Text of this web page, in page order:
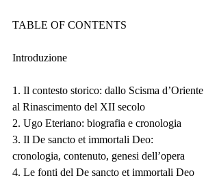
TABLE OF CONTENTS
Introduzione
1. Il contesto storico: dallo Scisma d’Oriente
al Rinascimento del XII secolo
2. Ugo Eteriano: biografia e cronologia
3. Il De sancto et immortali Deo:
cronologia, contenuto, genesi dell’opera
4. Le fonti del De sancto et immortali Deo